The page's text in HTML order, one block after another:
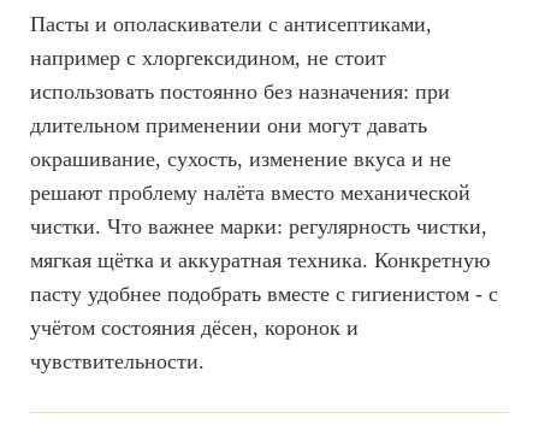
Пасты и ополаскиватели с антисептиками,
например с хлоргексидином, не стоит
использовать постоянно без назначения: при
длительном применении они могут давать
окрашивание, сухость, изменение вкуса и не
решают проблему налёта вместо механической
чистки. Что важнее марки: регулярность чистки,
мягкая щётка и аккуратная техника. Конкретную
пасту удобнее подобрать вместе с гигиенистом - с
учётом состояния дёсен, коронок и
чувствительности.